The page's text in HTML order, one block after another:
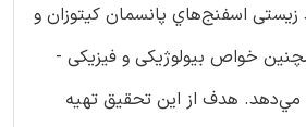
زیستی اسفنج‌هاي پانسمان کیتوزان و
خواص بیولوژیکی و فیزیکی -
مي‌دهد. هدف از این تحقیق تهیه